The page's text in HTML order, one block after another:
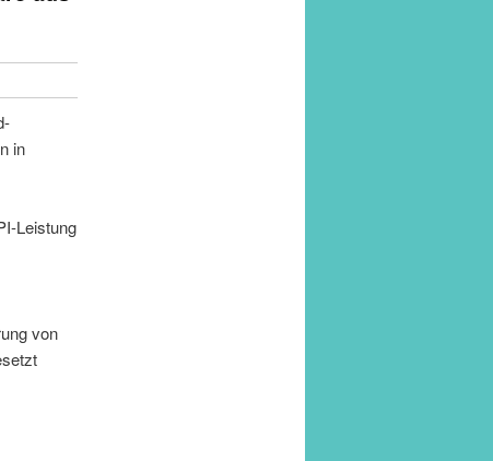
in
Leistung
von